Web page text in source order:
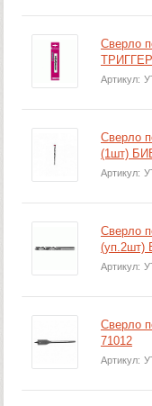
Сверло
Артикул:
Сверло
(1шт)
Артикул:
Сверло
(уп.2шт)
Артикул:
Сверло
71012
Артикул: